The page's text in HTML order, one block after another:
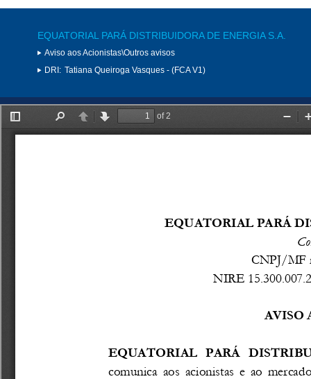
EQUATORIAL PARÁ DISTRIBUIDORA DE ENERGIA S.A.
Aviso aos Acionistas\Outros avisos
DRI: Tatiana Queiroga Vasques - (FCA V1)